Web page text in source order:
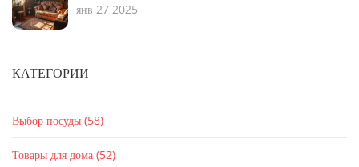
янв 27 2025
КАТЕГОРИИ
Выбор посуды (58)
Товары для дома (52)